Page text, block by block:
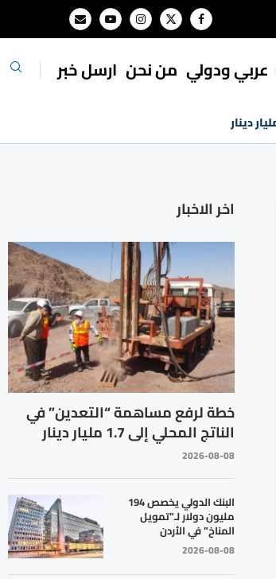
⁠عربي ودولي من نحن ارسل خبر
اخر الاخبار
خطة لرفع مساهمة “التعدين” في
الناتج المحلي إلى 1.7 مليار دينار
2026-08-08
البنك الدولي يخصص 194
مليون دولار لـ”تمويل
المناخ” في الأردن
2026-08-08